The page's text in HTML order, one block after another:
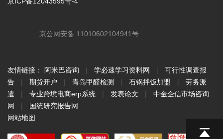
京公网安备 11010602104941号
友情链接： 阿米巴咨询 | 学必速学习资料网 |
可行性调查报
告
| 期货开户 | 青岛甲醛检测 | 石锅拌饭加盟 |
劳务派
遣
| 专业跨境电商erp系统 | 发表论文 |
中金企信市场咨询
网
|
国统研究报告网
网站地图